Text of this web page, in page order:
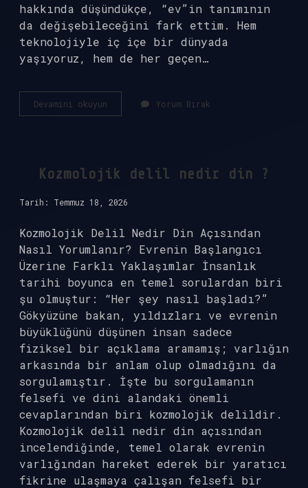
hakkında düşündükçe, “ev”in tanımının
da değişebileceğini fark ettim. Hem
teknolojiyle iç içe bir dünyada
yaşıyoruz, hem de her geçen…
Devamını okuyun
kelimesi
Yorum Bırak
Kozmolojik delil nedir din ?
Tarih: Temmuz 18, 2026
Kozmolojik Delil Nedir Din Açısından
Nasıl Yorumlanır? Evrenin Başlangıcı
Üzerine Farklı Yaklaşımlar İnsanlık
tarihi boyunca en temel sorulardan biri
şu olmuştur: “Her şey nasıl başladı?”
Gökyüzüne bakan, yıldızları ve evrenin
büyüklüğünü düşünen insan sadece
fiziksel bir açıklama aramamış; varlığın
arkasında bir anlam olup olmadığını da
sorgulamıştır. İşte bu sorgulamanın
felsefi ve dini alandaki önemli
cevaplarından biri kozmolojik delildir.
Kozmolojik delil nedir din açısından
incelendiğinde, temel olarak evrenin
varlığından hareket ederek bir yaratıcı
fikrine ulaşmaya çalışan felsefi bir